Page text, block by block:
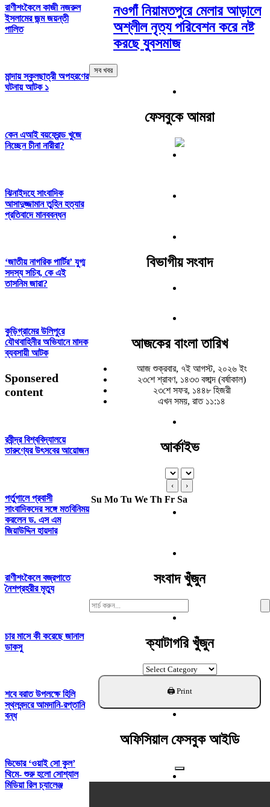
রাণীশংকৈলে কাজী নজরুল
ইসলামের জন্ম জয়ন্তী
পালিত
মান্দায় স্কুলছাত্রী অপহরণের
ঘটনায় আটক ১
কেন এআই বয়ফ্রেন্ড খুজে
নিচ্ছেন চীনা নারীরা?
ঝিনাইদহে সাংবাদিক
আসাদুজ্জামান তুহিন হত্যার
প্রতিবাদে মানববন্ধন
‘জাতীয় নাগরিক পার্টির’ যুগ্ম
সদস্য সচিব, কে এই
তাসনিম জারা?
কুড়িগ্রামের উলিপুরে
যৌথবাহিনীর অভিযানে মাদক
ব্যবসায়ী আটক
Sponsered
content
রবীন্দ্র বিশ্ববিদ্যালয়ে
তারুণ্যের উৎসবের আয়োজন
পর্তুগালে প্রবাসী
সাংবাদিকদের সঙ্গে মতবিনিময়
করলেন ড. এস এম
জিয়াউদ্দিন হায়দার
রাণীশংকৈলে বজ্রপাতে
নৈশপ্রহরীর মৃত্যু
চার মাসে কী করেছে জানাল
ডাকসু
শবে বরাত উপলক্ষে হিলি
স্থলবন্দরে আমদানি-রপ্তানি
বন্ধ
ভিভোর ‘ওয়াই সো কুল’
থিমে- শুরু হলো সোশ্যাল
মিডিয়া রিল চ্যালেঞ্জ
নওগাঁ নিয়ামতপুরে মেলার আড়ালে
অশ্লীল নৃত্য পরিবেশন করে নষ্ট
করছে যুবসমাজ
সব খবর
ফেসবুকে আমরা
বিভাগীয় সংবাদ
আজকের বাংলা তারিখ
আজ শুক্রবার, ৭ই আগস্ট, ২০২৬ ইং
২৩শে শ্রাবণ, ১৪৩৩ বঙ্গাব্দ (বর্ষাকাল)
২৩শে সফর, ১৪৪৮ হিজরী
এখন সময়, রাত ১১:১৪
আর্কাইভ
‹ ›
Su Mo Tu We Th Fr Sa
সংবাদ খুঁজুন
Search
For:
ক্যাটাগরি খুঁজুন
ক্যাটাগরি
খুঁজুন
অফিসিয়াল ফেসবুক আইডি